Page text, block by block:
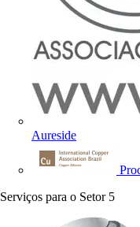
Aureside
Serviços para o Setor 5